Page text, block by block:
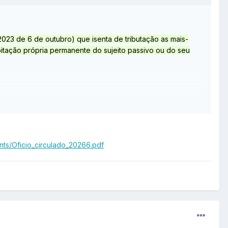
de 6 de outubro) que isenta de tributação as mais-
própria permanente do sujeito passivo ou do seu
Oficio_circulado_20266.pdf